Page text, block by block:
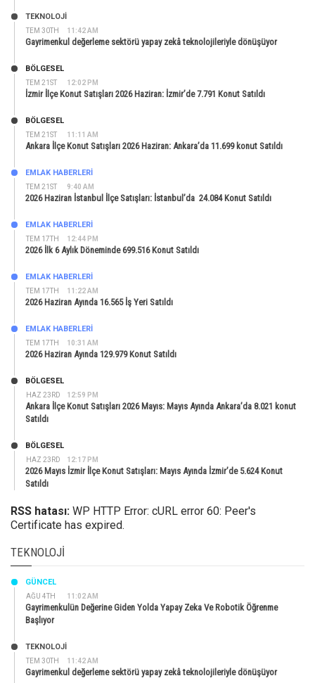
TEM 30TH 11:42 AM
TEKNOLOJİ
Gayrimenkul değerleme sektörü yapay zekâ teknolojileriyle dönüşüyor
TEM 21ST 12:02 PM
BÖLGESEL
İzmir İlçe Konut Satışları 2026 Haziran: İzmir’de 7.791 Konut Satıldı
TEM 21ST 11:11 AM
BÖLGESEL
Ankara İlçe Konut Satışları 2026 Haziran: Ankara’da 11.699 konut Satıldı
TEM 21ST 9:40 AM
EMLAK HABERLERI
2026 Haziran İstanbul İlçe Satışları: İstanbul’da 24.084 Konut Satıldı
TEM 17TH 12:44 PM
EMLAK HABERLERI
2026 İlk 6 Aylık Döneminde 699.516 Konut Satıldı
TEM 17TH 11:22 AM
EMLAK HABERLERI
2026 Haziran Ayında 16.565 İş Yeri Satıldı
TEM 17TH 10:31 AM
EMLAK HABERLERI
2026 Haziran Ayında 129.979 Konut Satıldı
HAZ 23RD 12:59 PM
BÖLGESEL
Ankara İlçe Konut Satışları 2026 Mayıs: Mayıs Ayında Ankara’da 8.021 konut
Satıldı
HAZ 23RD 12:17 PM
BÖLGESEL
2026 Mayıs İzmir İlçe Konut Satışları: Mayıs Ayında İzmir’de 5.624 Konut
Satıldı
RSS hatası: WP HTTP Error: cURL error 60: Peer's
Certificate has expired.
TEKNOLOJI
AĞU 4TH 11:02 AM
GÜNCEL
Gayrimenkulün Değerine Giden Yolda Yapay Zeka Ve Robotik Öğrenme
Başlıyor
TEM 30TH 11:42 AM
TEKNOLOJİ
Gayrimenkul değerleme sektörü yapay zekâ teknolojileriyle dönüşüyor